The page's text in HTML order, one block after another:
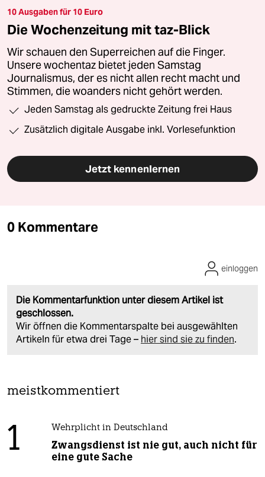
10 Ausgaben für 10 Euro
Die Wochenzeitung mit taz-Blick
Wir schauen den Superreichen auf die Finger.
Unsere wochentaz bietet jeden Samstag
Journalismus, der es nicht allen recht macht und
Stimmen, die woanders nicht gehört werden.
Jeden Samstag als gedruckte Zeitung frei Haus
Zusätzlich digitale Ausgabe inkl. Vorlesefunktion
Jetzt kennenlernen
0 Kommentare
Die Kommentarfunktion unter diesem Artikel ist
geschlossen.
Wir öffnen die Kommentarspalte bei ausgewählten
Artikeln für etwa drei Tage – hier sind sie zu finden.
einloggen
meistkommentiert
1 Wehrplicht in Deutschland
Zwangsdienst ist nie gut, auch nicht für
eine gute Sache